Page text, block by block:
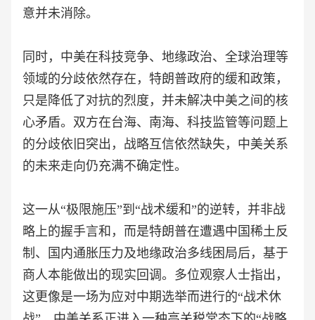
意并未消除。
同时，中美在科技竞争、地缘政治、全球治理等
领域的分歧依然存在，特朗普政府的缓和政策，
只是降低了对抗的烈度，并未解决中美之间的核
心矛盾。双方在台海、南海、科技监管等问题上
的分歧依旧突出，战略互信依然缺失，中美关系
的未来走向仍充满不确定性。
这一从“极限施压”到“战术缓和”的逆转，并非战
略上的握手言和，而是特朗普在遭遇中国稀土反
制、国内通胀压力及地缘政治多线困局后，基于
商人本能做出的现实回调。多位观察人士指出，
这更像是一场为应对中期选举而进行的“战术休